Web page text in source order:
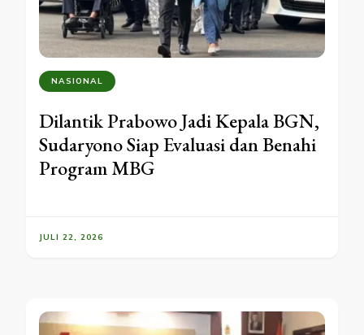
NASIONAL
Dilantik Prabowo Jadi Kepala BGN,
Sudaryono Siap Evaluasi dan Benahi
Program MBG
JULI 22, 2026